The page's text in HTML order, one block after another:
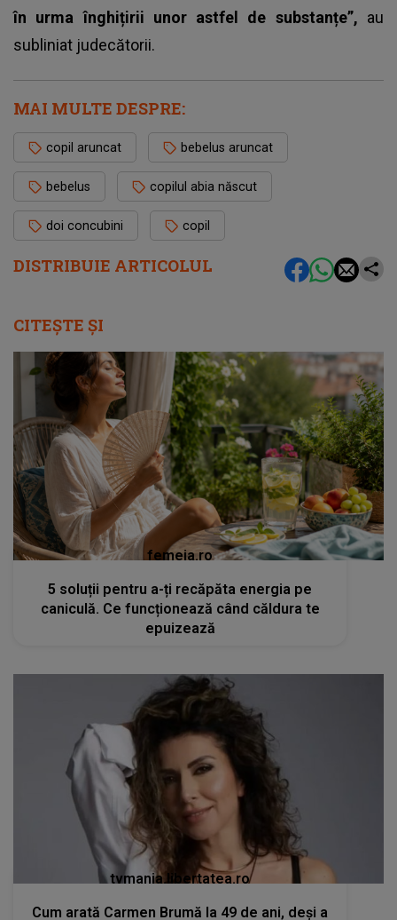
DISTRIBUIE ARTICOLUL
în urma înghițirii unor astfel de substanțe”, au
subliniat judecătorii.
MAI MULTE DESPRE:
copil aruncat bebelus aruncat
bebelus copilul abia născut
doi concubini copil
CITEȘTE ȘI
femeia.ro
5 soluții pentru a-ți recăpăta energia pe
caniculă. Ce funcționează când căldura te
epuizează
tvmania.libertatea.ro
Cum arată Carmen Brumă la 49 de ani, deși a